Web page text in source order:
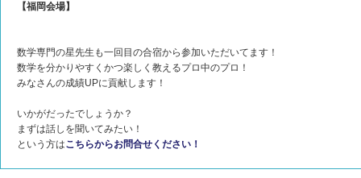
【福岡会場】
数学専門の星先生も一回目の合宿から参加いただいてます！
数学を分かりやすくかつ楽しく教えるプロ中のプロ！
みなさんの成績UPに貢献します！
いかがだったでしょうか？
まずは話しを聞いてみたい！
という方はこちらからお問合せください！